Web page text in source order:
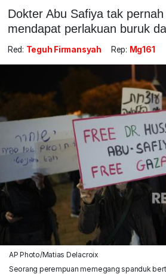
Dokter Abu Safiya tak
mendapat perlakuan buruk
Red: Teguh Firmansyah Rep: Mg161
AP Photo/Matias Delacroix
Seorang perempuan memegang spanduk